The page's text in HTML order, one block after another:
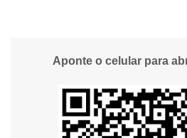
Aponte o celular para